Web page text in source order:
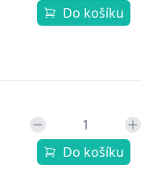
Do košíku
Do košíku